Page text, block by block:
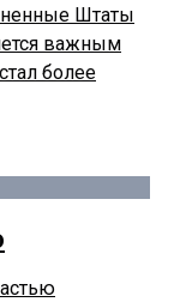
Штаты
важным
более